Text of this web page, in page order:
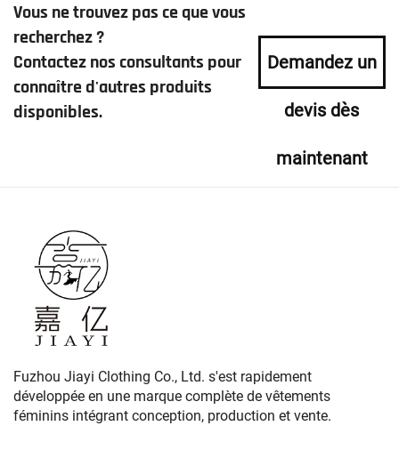
Vous ne trouvez pas ce que vous
recherchez ?
Contactez nos consultants pour
connaître d'autres produits
disponibles.
Demandez un
devis dès
maintenant
Fuzhou Jiayi Clothing Co., Ltd. s'est rapidement
développée en une marque complète de vêtements
féminins intégrant conception, production et vente.